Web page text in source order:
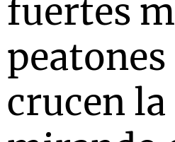
fuertes
peatones
crucen